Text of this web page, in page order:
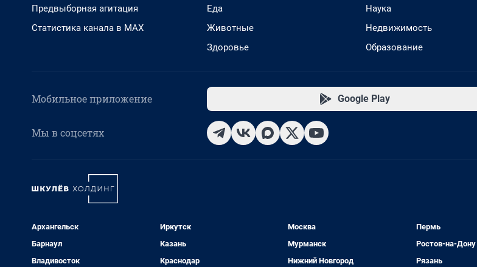
Предвыборная агитация
Статистика канала в MAX
Еда
Животные
Здоровье
Наука
Недвижимость
Образование
Мобильное приложение Google Play
Мы в соцсетях
Архангельск
Барнаул
Владивосток
Иркутск
Казань
Краснодар
Москва
Мурманск
Нижний Новгород
Пермь
Ростов-на-Дону
Рязань